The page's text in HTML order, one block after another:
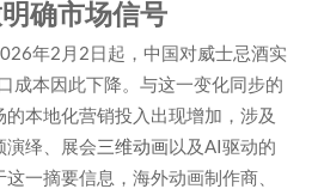
确市场信号
年2月2日起，中国对威士忌酒实
成本因此下降。与这一变化同步的
本地化营销投入出现增加，涉及
演绎、展会三维动画以及AI驱动的
一摘要信息，海外动画制作商、